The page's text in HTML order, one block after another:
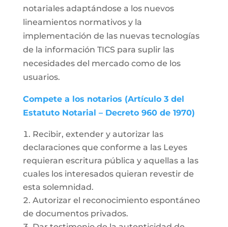
notariales adaptándose a los nuevos
lineamientos normativos y la
implementación de las nuevas tecnologías
de la información TICS para suplir las
necesidades del mercado como de los
usuarios.
Compete a los notarios (Artículo 3 del
Estatuto Notarial – Decreto 960 de 1970)
Recibir, extender y autorizar las
declaraciones que conforme a las Leyes
requieran escritura pública y aquellas a las
cuales los interesados quieran revestir de
esta solemnidad.
Autorizar el reconocimiento espontáneo
de documentos privados.